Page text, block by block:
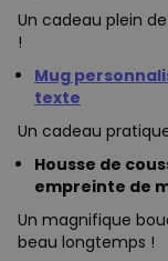
Un cadeau plein
!
Mug
texte
Un cadeau
Housse de
empreinte de
Un magnifique
beau longtemps !